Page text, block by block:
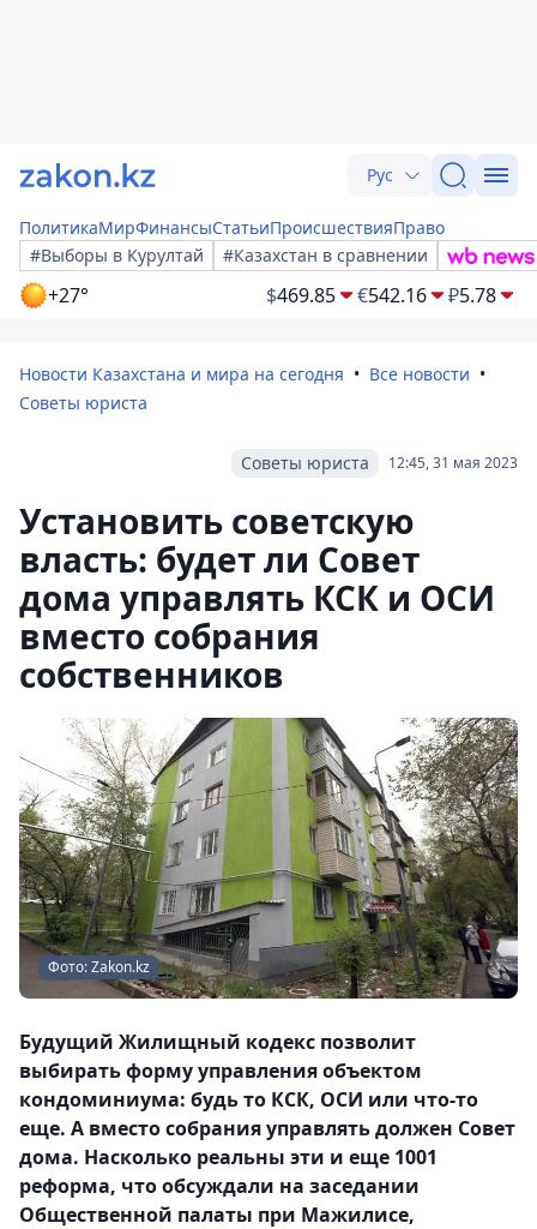
Рус
ПолитикаМирФинансыСтатьиПроисшествияПраво
#Выборы в Курултай
#Казахстан в сравнении
+27° $469.85 €542.16 ₽5.78
Новости Казахстана и мира на сегодня
Все новости
Советы юриста
12:45, 31 мая 2023
Советы юриста
Установить советскую
власть: будет ли Совет
дома управлять КСК и ОСИ
вместо собрания
собственников
Фото: Zakon.kz
Будущий Жилищный кодекс позволит
выбирать форму управления объектом
кондоминиума: будь то КСК, ОСИ или что-то
еще. А вместо собрания управлять должен Совет
дома. Насколько реальны эти и еще 1001
реформа, что обсуждали на заседании
Общественной палаты при Мажилисе,